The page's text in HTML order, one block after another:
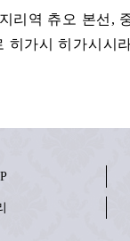
리역 츄오 본선,
히가시 히가시시